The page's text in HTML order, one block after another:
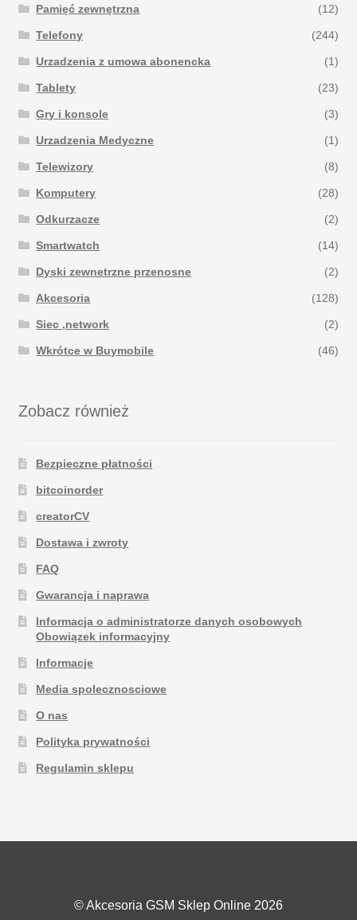
Pamięć zewnętrzna (12)
Telefony (244)
Urzadzenia z umowa abonencka (1)
Tablety (23)
Gry i konsole (3)
Urzadzenia Medyczne (1)
Telewizory (8)
Komputery (28)
Odkurzacze (2)
Smartwatch (14)
Dyski zewnetrzne przenosne (2)
Akcesoria (128)
Siec ,network (2)
Wkrótce w Buymobile (46)
Zobacz również
Bezpieczne płatności
bitcoinorder
creatorCV
Dostawa i zwroty
FAQ
Gwarancja i naprawa
Informacja o administratorze danych osobowych
Obowiązek informacyjny
Informacje
Media spolecznosciowe
O nas
Polityka prywatności
Regulamin sklepu
© Akcesoria GSM Sklep Online 2026